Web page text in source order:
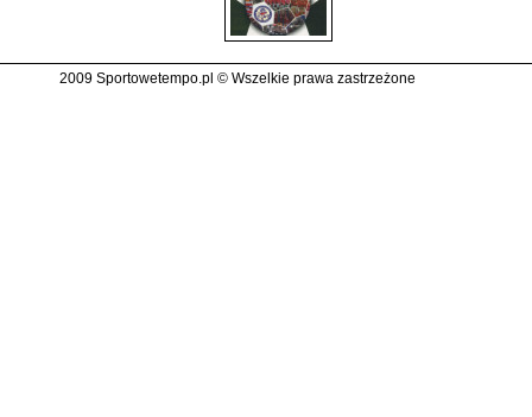
2009 Sportowetempo.pl © Wszelkie prawa zastrzeżone